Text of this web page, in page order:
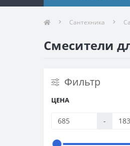
Сантехника
Смесители
Фильтр
ЦЕНА
-